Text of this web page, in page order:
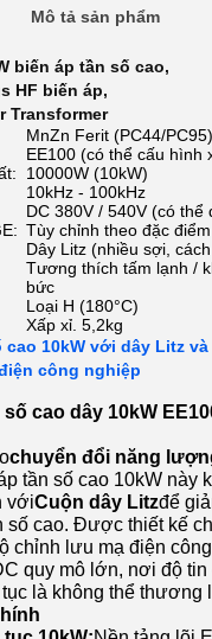
Mô tả sản phẩm
biến áp tần số cao,
HF biến áp,
Transformer
MnZn Ferit (PC44/PC95)
EE100 (có thể cấu hình
10000W (10kW)
10kHz - 100kHz
DC 380V / 540V (có thể
Tùy chỉnh theo đặc
Dây Litz (nhiều sợi,
Tương thích tấm lạnh /
bức
Loại H (180°C)
Xấp xỉ. 5,2kg
10kW với dây Litz và
công nghiệp
số cao dây 10kW
chuyển đổi năng
tần số cao 10kW này
vớiCuộn dây Litzđể
số cao. Được thiết kế
chỉnh lưu mạ điện
quy mô lớn, nơi độ tin
là không thể thương